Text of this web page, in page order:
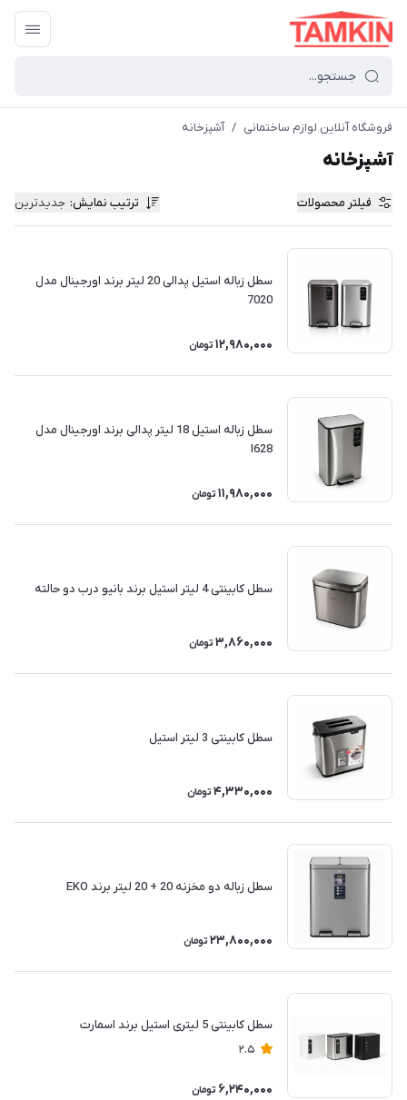
فروشگاه آنلاین لوازم ساختمانی / آشپزخانه
آشپزخانه
فیلتر محصولات ترتیب نمایش: جدیدترین
سطل زباله استیل پدالی 20 لیتر برند اورجینال مدل
7020
12,980,000 تومان
سطل زباله استیل 18 لیتر پدالی برند اورجینال مدل
I628
11,980,000 تومان
سطل کابینتی 4 لیتر استیل برند بانیو درب دو حالته
3,860,000 تومان
سطل کابینتی 3 لیتر استیل
4,330,000 تومان
سطل زباله دو مخزنه 20 + 20 لیتر برند EKO
23,800,000 تومان
سطل کابینتی 5 لیتری استیل برند اسمارت
2.5
6,240,000 تومان